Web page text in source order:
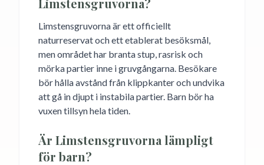
Limstensgruvorna?
Limstensgruvorna är ett officiellt
naturreservat och ett etablerat besöksmål,
men området har branta stup, rasrisk och
mörka partier inne i gruvgångarna. Besökare
bör hålla avstånd från klippkanter och undvika
att gå in djupt i instabila partier. Barn bör ha
vuxen tillsyn hela tiden.
Är Limstensgruvorna lämpligt
för barn?